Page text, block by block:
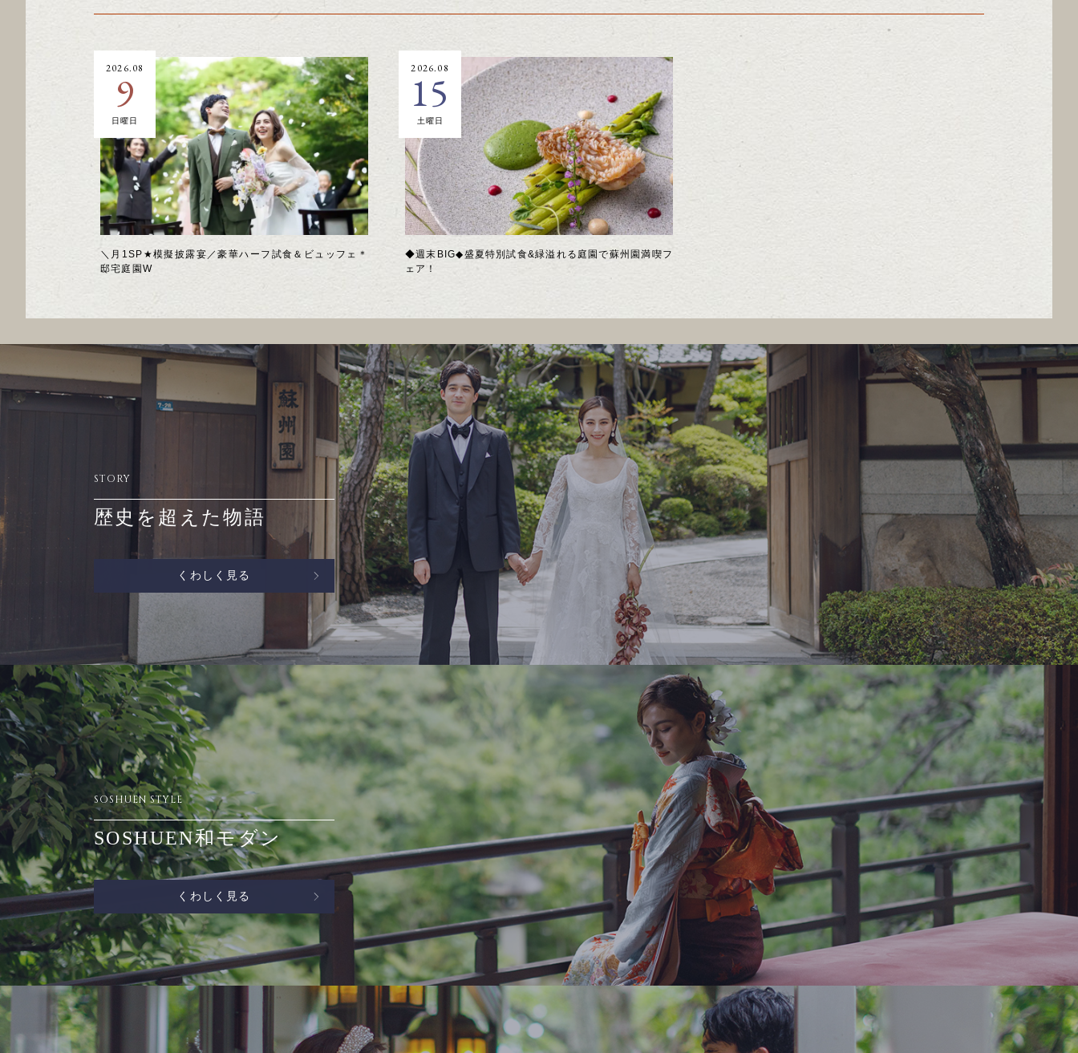
＼月1SP★模擬披露宴／豪華ハーフ試食＆ビュッフェ＊
邸宅庭園W
2026.08
9
日曜日
◆週末BIG◆盛夏特別試食&緑溢れる庭園で蘇州園満喫フ
ェア！
2026.08
15
土曜日
STORY
歴史を超えた物語
くわしく見る
SOSHUEN STYLE
SOSHUEN和モダン
くわしく見る